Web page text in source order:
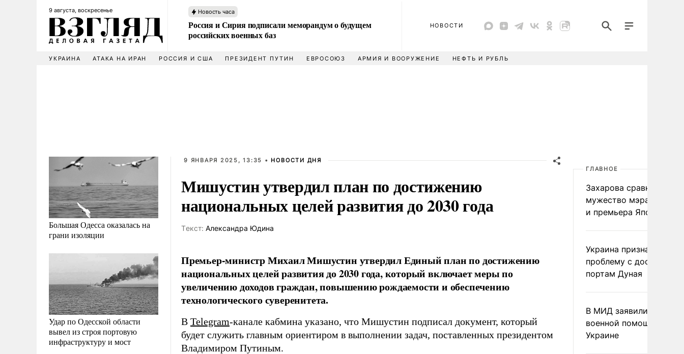
9 августа, воскресенье Новость часа
Россия и Сирия подписали меморандум о будущем
российских военных баз
НОВОСТИ
УКРАИНА АТАКА НА ИРАН РОССИЯ И США ПРЕЗИДЕНТ ПУТИН ЕВРОСОЮЗ АРМИЯ И ВООРУЖЕНИЕ НЕФТЬ И РУБЛЬ
Большая Одесса оказалась на
грани изоляции
Удар по Одесской области
вывел из строя портовую
инфраструктуру и мост
9 ЯНВАРЯ 2025, 13:35 • НОВОСТИ ДНЯ
Мишустин утвердил план по достижению
национальных целей развития до 2030 года
Tекст: Александра Юдина
Премьер-министр Михаил Мишустин утвердил Единый план по достижению
национальных целей развития до 2030 года, который включает меры по
увеличению доходов граждан, повышению рождаемости и обеспечению
технологического суверенитета.
В Telegram-канале кабмина указано, что Мишустин подписал документ, который
будет служить главным ориентиром в выполнении задач, поставленных президентом
Владимиром Путиным.
ГЛАВНОЕ
Захарова сравнила
мужество мэра
и премьера Японии
Украина признала
проблему с доступом к
портам Дуная
В МИД заявили о
военной помощи
Украине